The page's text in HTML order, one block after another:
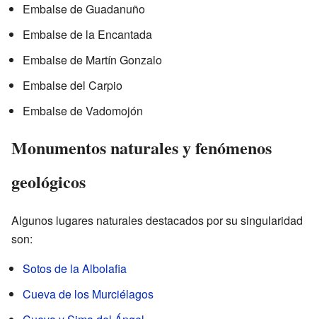
Embalse de Guadanuño
Embalse de la Encantada
Embalse de Martín Gonzalo
Embalse del Carpio
Embalse de Vadomojón
Monumentos naturales y fenómenos
geológicos
Algunos lugares naturales destacados por su singularidad
son:
Sotos de la Albolafia
Cueva de los Murciélagos